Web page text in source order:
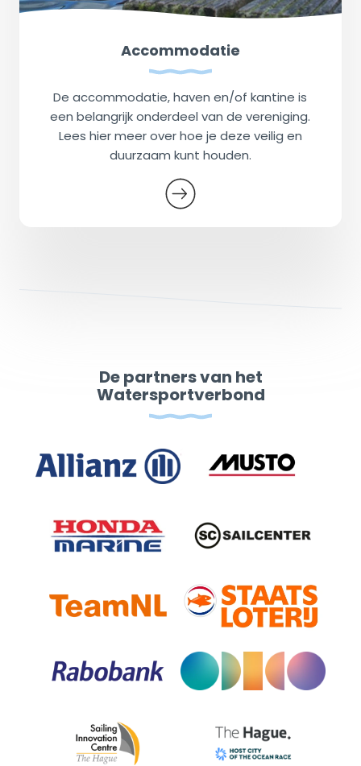
Accommodatie
De accommodatie, haven en/of kantine is
een belangrijk onderdeel van de vereniging.
Lees hier meer over hoe je deze veilig en
duurzaam kunt houden.
De partners van het
Watersportverbond